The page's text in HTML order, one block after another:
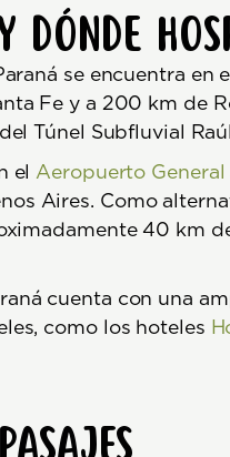
dónde
se encuentra
Fe y a 200 km de
Túnel Subfluvial
el Aeropuerto
Aires. Como
40 km
cuenta con una
como los hoteles